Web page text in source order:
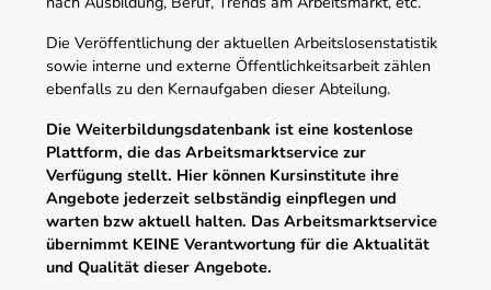
Die Veröffentlichung der aktuellen Arbeitslosenstatistik
sowie interne und externe Öffentlichkeitsarbeit zählen
ebenfalls zu den Kernaufgaben dieser Abteilung.
Die Weiterbildungsdatenbank ist eine kostenlose
Plattform, die das Arbeitsmarktservice zur
Verfügung stellt. Hier können Kursinstitute ihre
Angebote jederzeit selbständig einpflegen und
warten bzw aktuell halten. Das Arbeitsmarktservice
übernimmt KEINE Verantwortung für die Aktualität
und Qualität dieser Angebote.